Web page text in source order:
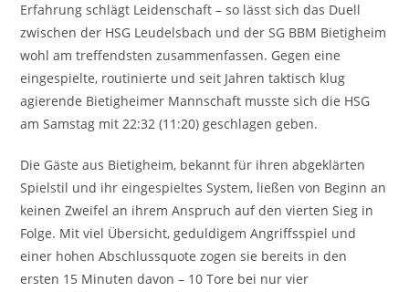
Erfahrung schlägt Leidenschaft – so lässt sich das Duell
zwischen der HSG Leudelsbach und der SG BBM Bietigheim
wohl am treffendsten zusammenfassen. Gegen eine
eingespielte, routinierte und seit Jahren taktisch klug
agierende Bietigheimer Mannschaft musste sich die HSG
am Samstag mit 22:32 (11:20) geschlagen geben.
Die Gäste aus Bietigheim, bekannt für ihren abgeklärten
Spielstil und ihr eingespieltes System, ließen von Beginn an
keinen Zweifel an ihrem Anspruch auf den vierten Sieg in
Folge. Mit viel Übersicht, geduldigem Angriffsspiel und
einer hohen Abschlussquote zogen sie bereits in den
ersten 15 Minuten davon – 10 Tore bei nur vier